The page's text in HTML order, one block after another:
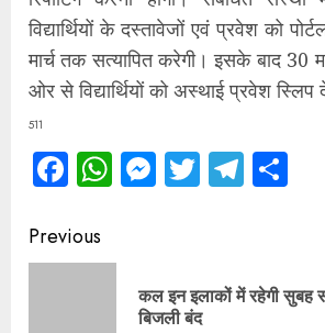
विद्यार्थियों के दस्तावेजों एवं प्रवेश को
मार्च तक सत्यापित करेगी। इसके बाद 30
ओर से विद्यार्थियों को अस्थाई प्रवेश स्लिप
511
Facebook
WhatsApp
Messenger
Twitter
Continue
Reading
Previous
कल इन इलाकों में रहेगी सुबह
बिजली बंद